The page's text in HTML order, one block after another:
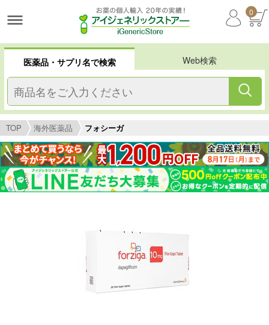
0
医薬品・サプリ名で検索 Web検索
TOP 海外医薬品 フォシーガ